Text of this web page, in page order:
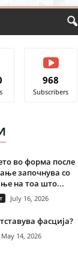
968
Subscribers
во форма после
започнува со
на тоа што...
July 16, 2026
фасција?
May 14, 2026